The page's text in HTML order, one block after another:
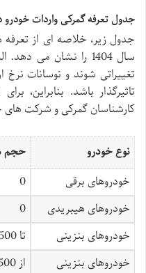
جدول تعرفه گمرکی واردات خودرو در
جدول زیر، خلاصه ای از تعرفه
سال 1404 را نشان می
تغییراتی شوند و نوسانات نرخ
تاثیرگذار باشد. بنابراین،
کارشناسان گمرکی و شرکت
نوع خودرو حجم
خودروهای برقی
0
خودروهای هیبریدی
0
خودروهای بنزینی
تا 1500
خودروهای بنزینی
از 1500 تا 2000